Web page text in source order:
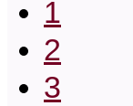
1
2
3